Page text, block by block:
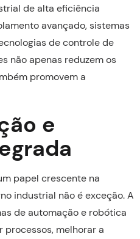
de alta eficiência
avançado, sistemas
de controle de
não apenas reduzem os
promovem a
e
papel crescente na
industrial não é exceção. A
de automação e robótica
processos, melhorar a